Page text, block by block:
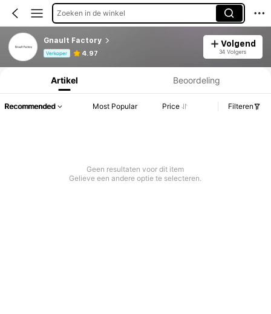
Zoeken in de winkel
Gnault Factory
Verkoper 4.97
Volgend
34 Volgers
Productinformatie: Prijsopenbaring, Verkoop- en Voorraadgegevens.
Artikel Beoordeling
Recommended Most Popular Price Filteren
Geen resultaten voor dit item
Gelieve een andere optie te selecteren.